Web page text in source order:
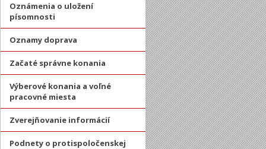
Oznámenia o uložení
písomnosti
Oznamy doprava
Začaté správne konania
Výberové konania a voľné
pracovné miesta
Zverejňovanie informácií
Podnety o protispoločenskej